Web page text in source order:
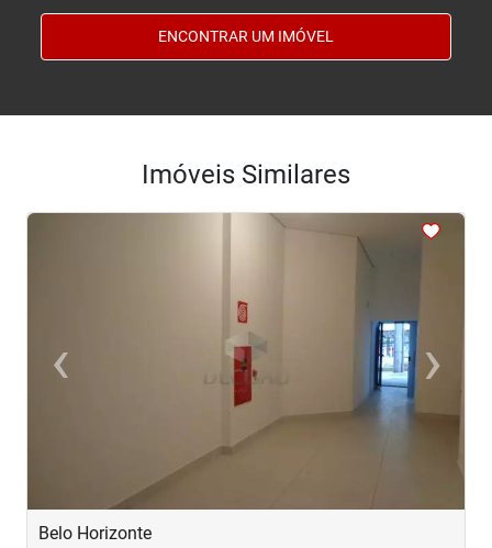
ENCONTRAR UM IMÓVEL
Imóveis Similares
<
‹Previous ›Next
Belo Horizonte